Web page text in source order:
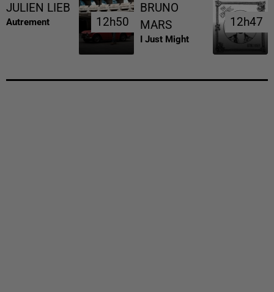
JULIEN LIEB
Autrement 12h50
12h50
BRUNO
MARS
I Just Might
12h47
12h47